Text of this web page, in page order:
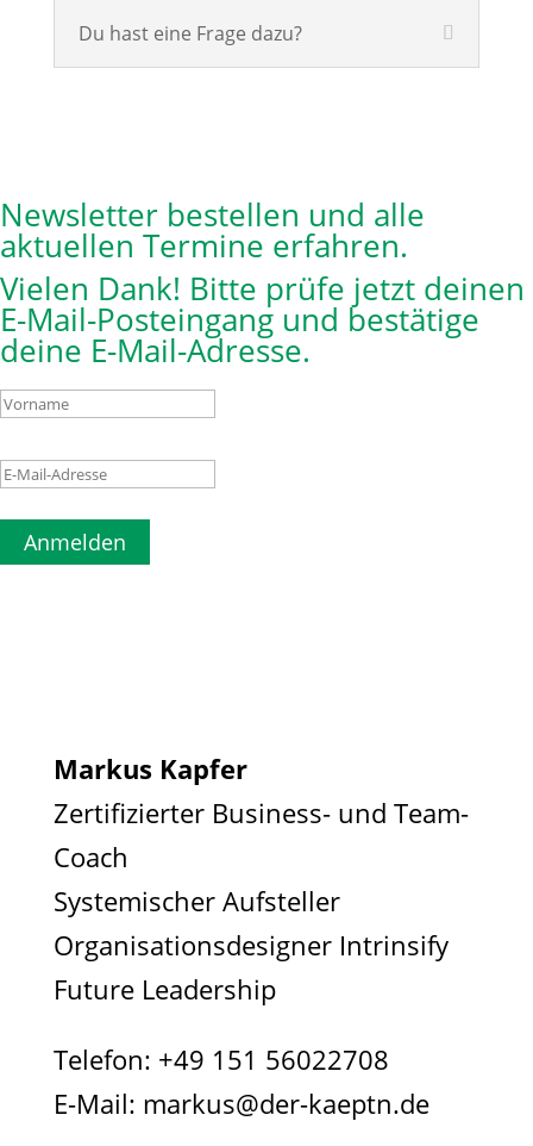
Du hast eine Frage dazu?
Newsletter bestellen und alle
aktuellen Termine erfahren.
Vielen Dank! Bitte prüfe jetzt deinen
E-Mail-Posteingang und bestätige
deine E-Mail-Adresse.
Anmelden
Markus Kapfer
Zertifizierter Business- und Team-
Coach
Systemischer Aufsteller
Organisationsdesigner Intrinsify
Future Leadership
Telefon: +49 151 56022708
E-Mail: markus@der-kaeptn.de